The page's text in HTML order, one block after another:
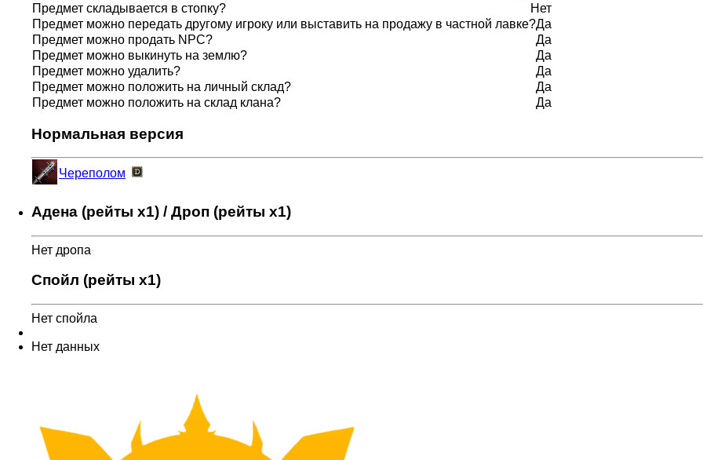
Предмет складывается в стопку?
Нет
Предмет можно передать другому игроку или выставить на продажу в частной лавке?Да
Предмет можно продать NPC?
Да
Предмет можно выкинуть на землю?
Да
Предмет можно удалить?
Да
Предмет можно положить на личный склад?
Да
Предмет можно положить на склад клана?
Да
Нормальная версия
Череполом
Адена (рейты x1) / Дроп (рейты x1)
Нет дропа
Спойл (рейты x1)
Нет спойла
Нет данных